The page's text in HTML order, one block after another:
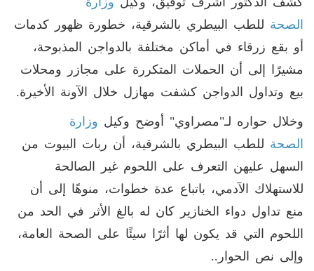
الصحة للطب البيطري بالشرقية، خطورة ظهور كدمات
أو بقع زرقاء في أماكن مختلفة بالدواجن المذبوحة،
مشيرًا إلى أن الحملات المتكررة على مجازر ومحلات
بيع وتداول الدواجن كشفت مهازل خلال الآونة الأخيرة.
وخلال حواره لـ"مصراوي" أوضح وكيل وزارة
الصحة للطب البيطري بالشرقية، أن ربات البيوت من
السهل عليهن التعرف على اللحوم غير الصالحة
للاستهلاك الآدمي، باتباع عدة خطوات، منوهًا إلى أن
منع تداول دواء الخنازير كان له بالغ الأثر في الحد من
اللحوم التي قد يكون لها أثرًا سيئًا على الصحة العامة،
وإلى نص الحوار..